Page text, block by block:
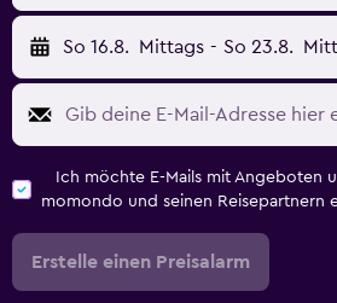
So 16.8. Mittags - So 23.8.
Ich möchte E-Mails mit Angeboten
momondo und seinen Reisepartnern
Erstelle einen Preisalarm